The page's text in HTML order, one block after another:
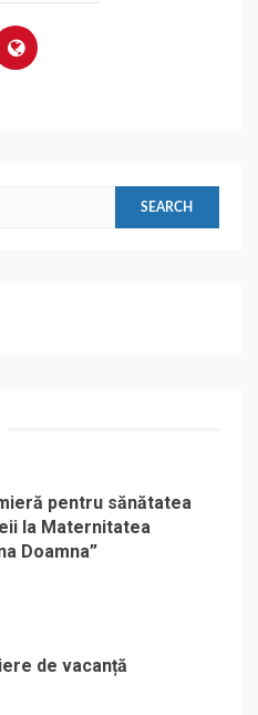
pentru sănătatea
la Maternitatea
Doamna”
de vacanță